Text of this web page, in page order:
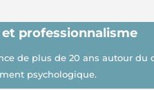
et professionnalisme
de plus de 20 ans autour du
psychologique.